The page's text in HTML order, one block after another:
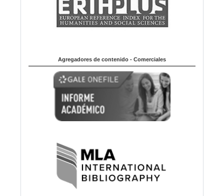
Agregadores de contenido - Comerciales